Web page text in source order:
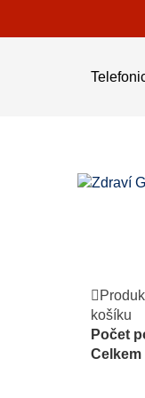
košíku
Počet
Celkem